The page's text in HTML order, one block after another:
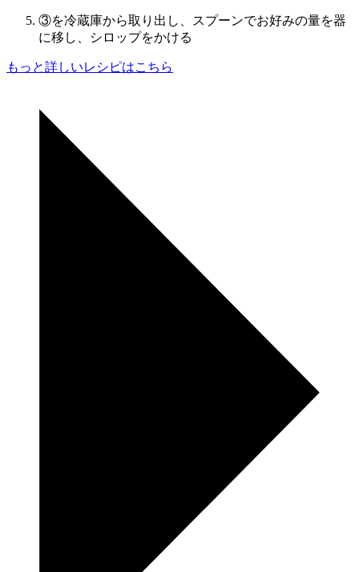
③を冷蔵庫から取り出し、スプーンでお好みの量を器
に移し、シロップをかける
もっと詳しいレシピはこちら